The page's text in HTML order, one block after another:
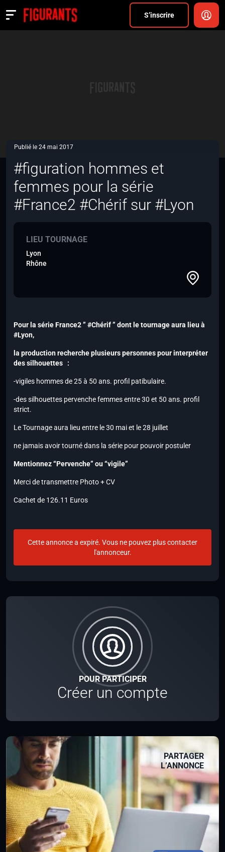
S’inscrire
Actualités
POUR PARTICIPER
Créer un compte
PARTAGER
L’ANNONCE
Publié le 24 mai 2017
#figuration hommes et
femmes pour la série
#France2 #Chérif sur #Lyon
LIEU TOURNAGE
Lyon
Rhône
Pour la série France2 ” #Chérif ” dont le tournage aura lieu à
#Lyon,
la production recherche plusieurs personnes pour interpréter
des silhouettes :
-vigiles hommes de 25 à 50 ans. profil patibulaire.
-des silhouettes pervenche femmes entre 30 et 50 ans. profil
strict.
Le Tournage aura lieu entre le 30 mai et le 28 juillet
ne jamais avoir tourné dans la série pour pouvoir postuler
Mentionnez “Pervenche” ou “vigile”
Merci de transmettre Photo + CV
Cachet de 126.11 Euros
Cette annonce a expiré. Vous ne pouvez plus contacter
l'annonceur.